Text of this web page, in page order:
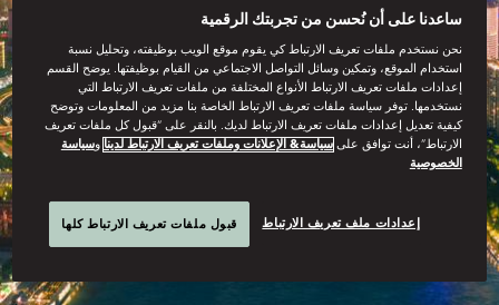
ساعدنا على أن نُحسن من تجربتك الرقمية
نحن نستخدم ملفات تعريف الارتباط كي يقوم موقع الويب بوظيفته، وتحليل نسبة
استخدام الموقع، وتمكين وسائل التواصل الاجتماعي من القيام بوظيفتها. يوضح القسم
إعدادات ملفات تعريف الارتباط الأنواع المختلفة من ملفات تعريف الارتباط التي
نستخدمها. توفر سياسة ملفات تعريف الارتباط الخاصة بنا مزيد من المعلومات وتوضح
كيفية تعديل إعدادات ملفات تعريف الارتباط لديك. بالنقر على “قبول كل ملفات تعريف
الارتباط”، أنت توافق علىسياسة& الإعلانات وملفات تعريف الارتباط لدينا وسياسة
الخصوصية
إعدادات ملف تعريف الارتباط قبول ملفات تعريف الارتباط كلها